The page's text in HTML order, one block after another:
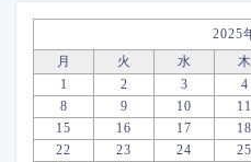
2025
月
火 水 木
1
2 3 4
8
9 10 11
15
16 17 18
22
23 24 25